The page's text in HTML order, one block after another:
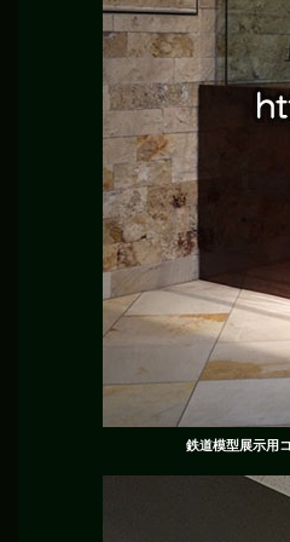
鉄道模型展示用